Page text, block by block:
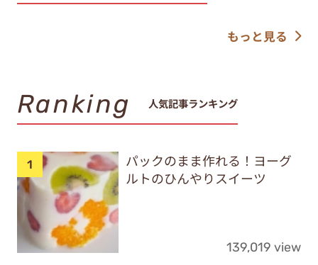
もっと見る
Ranking 人気記事ランキング
パックのまま作れる！ヨーグ
ルトのひんやりスイーツ
139,019 view